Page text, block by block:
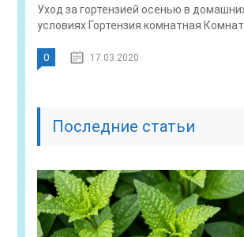
Уход за гортензией осенью в
условиях Гортензия комнатная
0 17.03.2020
Последние статьи